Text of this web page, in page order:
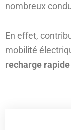
nombreux
En effet,
mobilité
recharge